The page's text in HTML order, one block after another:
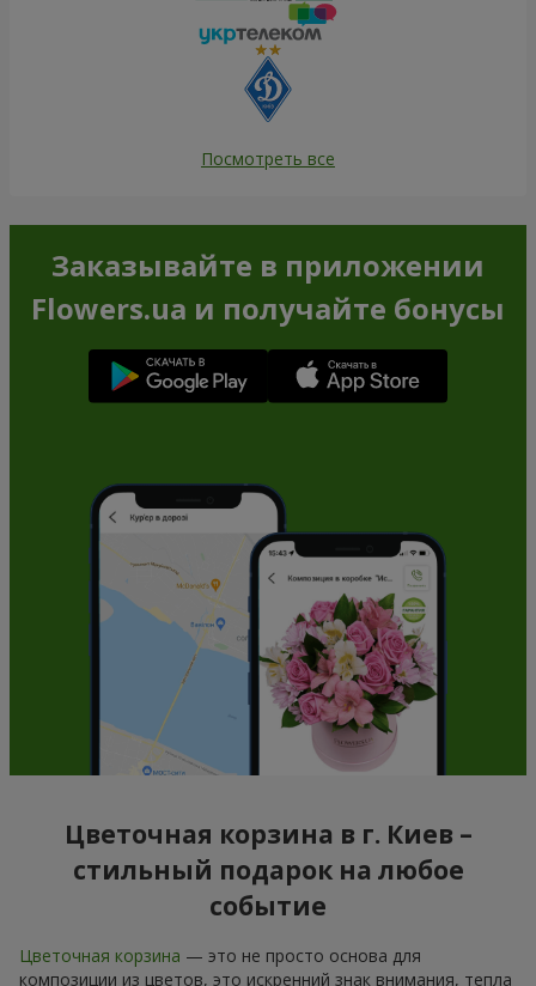
Посмотреть все
Заказывайте в приложении
Flowers.ua и получайте бонусы
Цветочная корзина в г. Киев –
стильный подарок на любое
событие
Цветочная корзина — это не просто основа для
композиции из цветов, это искренний знак внимания, тепла